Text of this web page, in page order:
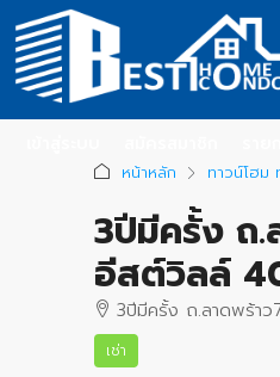
หน้าหลัก ทาวน์โฮม
3ปีมีครั้ง ถ.
อีสต์วิลล์
3ปีมีครั้ง ถ.ลาดพร้า
เช่า